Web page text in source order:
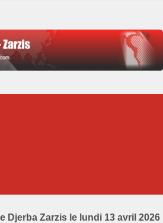
Djerba Zarzis le lundi 13 avril 2026